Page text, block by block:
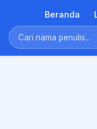
Beranda